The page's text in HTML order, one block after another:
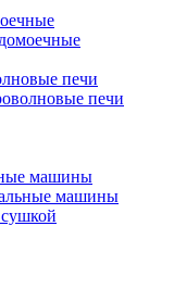
печи
печи
машины
машины